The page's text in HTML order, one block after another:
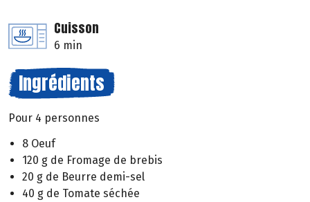
Cuisson
6 min
Ingrédients
Pour 4 personnes
8 Oeuf
120 g de Fromage de brebis
20 g de Beurre demi-sel
40 g de Tomate séchée